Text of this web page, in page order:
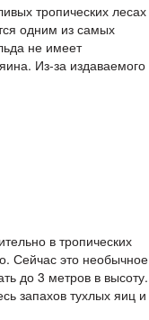
тропических лесах
одним из самых
не имеет
Из-за издаваемого
в тропических
Сейчас это необычное
до 3 метров в высоту.
запахов тухлых яиц и